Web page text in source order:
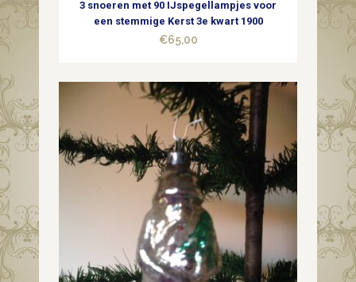
3 snoeren met 90 IJspegellampjes voor
een stemmige Kerst 3e kwart 1900
€65,00